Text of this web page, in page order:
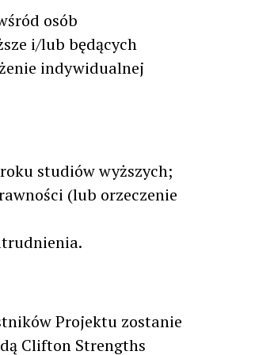
osób
i/lub będących
indywidualnej
studiów wyższych;
(lub orzeczenie
Projektu zostanie
Clifton Strengths